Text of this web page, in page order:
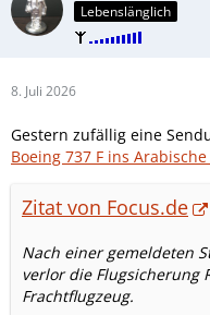
Lebenslänglich
8. Juli 2026
Gestern zufällig eine
Boeing 737 F ins
Zitat von Focus.de
Nach einer gemeldeten
verlor die Flugsicherung
Frachtflugzeug.